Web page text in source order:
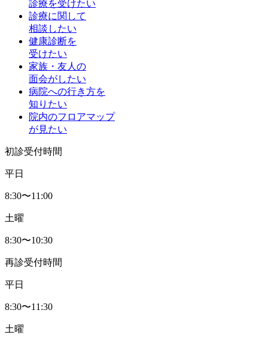
診療を受けたい
診療に関して
相談したい
健康診断を
受けたい
家族・友人の
面会がしたい
病院への行き方を
知りたい
院内のフロアマップ
が見たい
初診受付時間
平日
8:30〜11:00
土曜
8:30〜10:30
再診受付時間
平日
8:30〜11:30
土曜